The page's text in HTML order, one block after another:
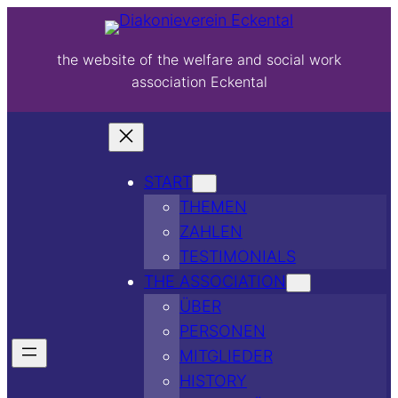
the website of the welfare and social work
association Eckental
START
THEMEN
ZAHLEN
TESTIMONIALS
THE ASSOCIATION
ÜBER
PERSONEN
MITGLIEDER
HISTORY